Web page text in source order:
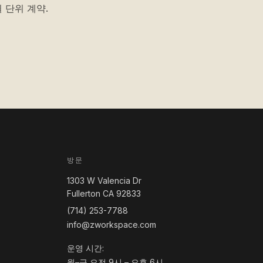
단위 계약.
방문
1303 W Valencia Dr
Fullerton CA 92833
(714) 253-7788
info@zworkspace.com
운영 시간: